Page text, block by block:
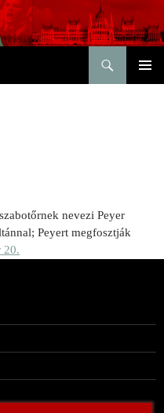
nevezi Peyer
Peyert megfosztják
20.